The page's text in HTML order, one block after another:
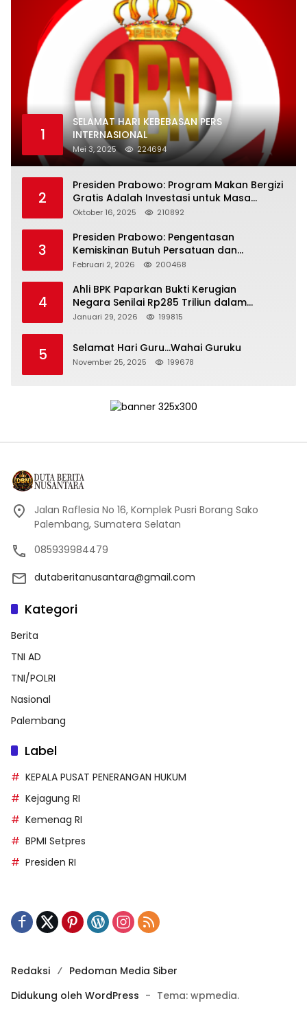
1
SELAMAT HARI KEBEBASAN PERS
INTERNASIONAL
Mei 3, 2025 224694
2
Presiden Prabowo: Program Makan Bergizi
Gratis Adalah Investasi untuk Masa
Depan Bangsa
Oktober 16, 2025 210892
3
Presiden Prabowo: Pengentasan
Kemiskinan Butuh Persatuan dan
Kepemimpinan yang Bertanggung Jawab
Februari 2, 2026 200468
4
Ahli BPK Paparkan Bukti Kerugian
Negara Senilai Rp285 Triliun dalam
Persidangan Korupsi PT Pertamina
Januari 29, 2026 199815
5 Selamat Hari Guru…Wahai Guruku
November 25, 2025 199678
Jalan Raflesia No 16, Komplek Pusri Borang Sako
Palembang, Sumatera Selatan
085939984479
dutaberitanusantara@gmail.com
Kategori
Berita
TNI AD
TNI/POLRI
Nasional
Palembang
Label
KEPALA PUSAT PENERANGAN HUKUM
Kejagung RI
Kemenag RI
BPMI Setpres
Presiden RI
Redaksi
Pedoman Media Siber
Didukung oleh WordPress - Tema: wpmedia.